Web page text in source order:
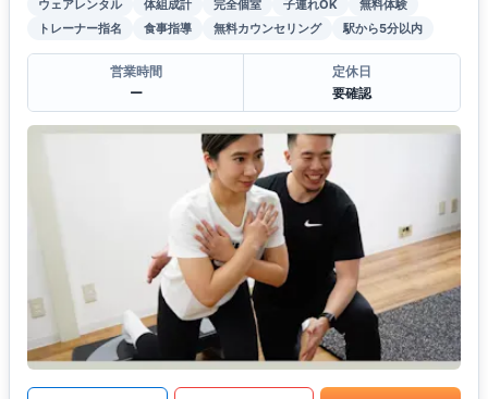
ウェアレンタル 体組成計 完全個室 子連れOK
無料体験
トレーナー指名
食事指導 無料カウンセリング 駅から5分以内
営業時間
ー
定休日
要確認